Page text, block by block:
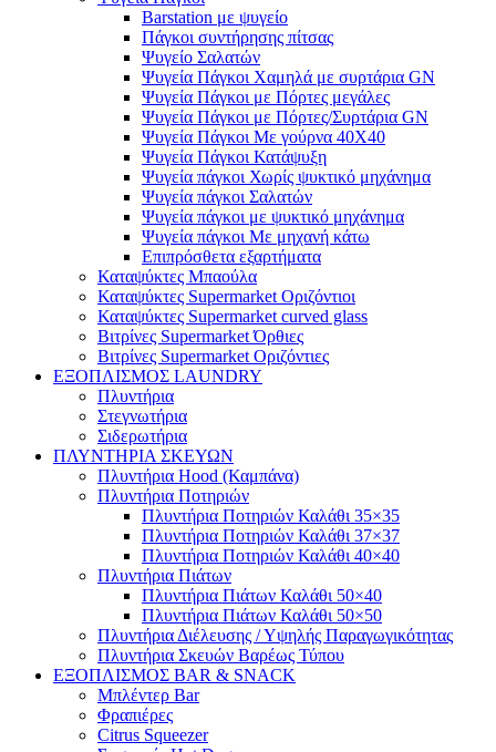
Barstation με ψυγείο
Πάγκοι συντήρησης πίτσας
Ψυγείο Σαλατών
Ψυγεία Πάγκοι Χαμηλά με συρτάρια GN
Ψυγεία Πάγκοι με Πόρτες μεγάλες
Ψυγεία Πάγκοι με Πόρτες/Συρτάρια GN
Ψυγεία Πάγκοι Με γούρνα 40Χ40
Ψυγεία Πάγκοι Κατάψυξη
Ψυγεία πάγκοι Χωρίς ψυκτικό μηχάνημα
Ψυγεία πάγκοι Σαλατών
Ψυγεία πάγκοι με ψυκτικό μηχάνημα
Ψυγεία πάγκοι Με μηχανή κάτω
Επιπρόσθετα εξαρτήματα
Καταψύκτες Μπαούλα
Καταψύκτες Supermarket Οριζόντιοι
Καταψύκτες Supermarket curved glass
Βιτρίνες Supermarket Όρθιες
Βιτρίνες Supermarket Οριζόντιες
ΕΞΟΠΛΙΣΜΟΣ LAUNDRY
Πλυντήρια
Στεγνωτήρια
Σιδερωτήρια
ΠΛΥΝΤΗΡΙΑ ΣΚΕΥΩΝ
Πλυντήρια Hood (Καμπάνα)
Πλυντήρια Ποτηριών
Πλυντήρια Ποτηριών Καλάθι 35×35
Πλυντήρια Ποτηριών Καλάθι 37×37
Πλυντήρια Ποτηριών Καλάθι 40×40
Πλυντήρια Πιάτων
Πλυντήρια Πιάτων Καλάθι 50×40
Πλυντήρια Πιάτων Καλάθι 50×50
Πλυντήρια Διέλευσης / Υψηλής Παραγωγικότητας
Πλυντήρια Σκευών Βαρέως Τύπου
ΕΞΟΠΛΙΣΜΟΣ BAR & SNACK
Μπλέντερ Bar
Φραπιέρες
Citrus Squeezer